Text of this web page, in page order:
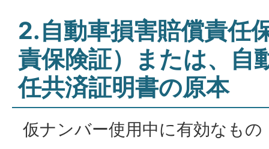
2.自動車損害賠償責任
責保険証）または、自
任共済証明書の原本
仮ナンバー使用中に有効なもの